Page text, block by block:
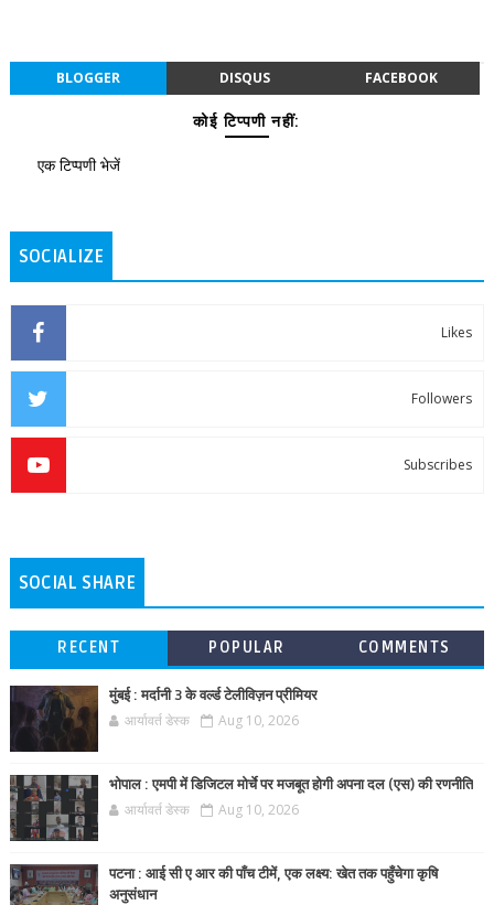
BLOGGER DISQUS FACEBOOK
कोई टिप्पणी नहीं:
एक टिप्पणी भेजें
SOCIALIZE
Likes
Followers
Subscribes
SOCIAL SHARE
RECENT POPULAR COMMENTS
मुंबई : मर्दानी 3 के वर्ल्ड टेलीविज़न प्रीमियर
आर्यावर्त डेस्क Aug 10, 2026
भोपाल : एमपी में डिजिटल मोर्चे पर मजबूत होगी अपना दल (एस) की रणनीति
आर्यावर्त डेस्क Aug 10, 2026
पटना : आई सी ए आर की पाँच टीमें, एक लक्ष्य: खेत तक पहुँचेगा कृषि
अनुसंधान